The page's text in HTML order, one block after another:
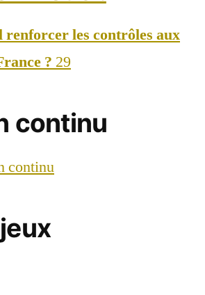
renforcer les contrôles aux
? 29
continu
continu